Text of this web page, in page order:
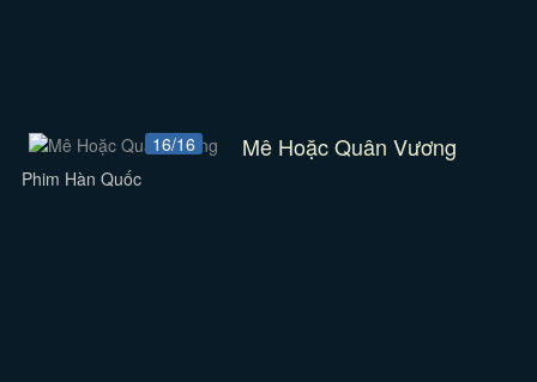
16/16 Mê Hoặc Quân Vương
Phim Hàn Quốc